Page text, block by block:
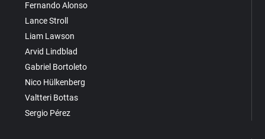
Fernando Alonso
Lance Stroll
Liam Lawson
Arvid Lindblad
Gabriel Bortoleto
Nico Hülkenberg
Valtteri Bottas
Sergio Pérez